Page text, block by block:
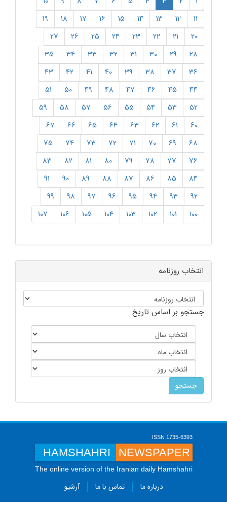
انتخاب روزنامه
جستجو بر اساس تاریخ
11
12
13
14
15
16
17
18
19
20
21
22
23
24
25
26
27
28
29
30
31
32
33
34
35
36
37
38
39
40
41
42
43
44
45
46
47
48
49
50
51
52
53
54
55
56
57
58
59
60
61
62
63
64
65
66
67
68
69
70
71
72
73
74
75
76
77
78
79
80
81
82
83
84
85
86
87
88
89
90
91
92
93
94
95
96
97
98
99
100
101
102
103
104
105
106
107
ISSN 1735-6393
HAMSHAHRI NEWSPAPER
The online version of the Iranian daily Hamshahri
درباره ما تماس با ما آرشیو